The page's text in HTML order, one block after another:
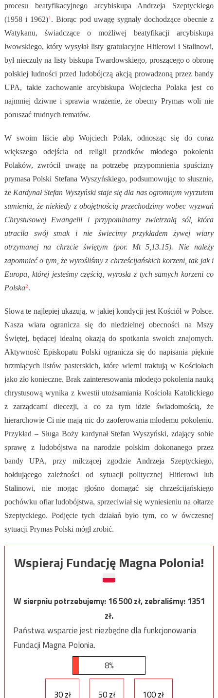
procesu beatyfikacyjnego arcybiskupa Andrzeja Szeptyckiego
(1958 i 1962)1. Biorąc pod uwagę sygnały dochodzące obecnie z
Watykanu, świadczące o możliwej beatyfikacji arcybiskupa
lwowskiego, który wysyłał listy gratulacyjne Hitlerowi i Stalinowi,
był nieczuły na listy biskupa Twardowskiego, proszącego o obronę
polskiej ludności przed ludobójczą akcją prowadzoną przez bandy
UPA, takie zachowanie arcybiskupa Wojciecha Polaka jest co
najmniej dziwne i sprawia wrażenie, że obecny Prymas woli nie
poruszać trudnych tematów.
W swoim liście abp Wojciech Polak, odnosząc się do coraz
większego odejścia od religii przodków młodego pokolenia
Polaków, zwrócił uwagę na potrzebę przypomnienia spuścizny
prymasa Polski Stefana Wyszyńskiego, podsumowując to słusznie,
że Kardynał Stefan Wyszyński staje się dla nas ogromnym wyrzutem
sumienia, że niekiedy z obojętnością przechodzimy wobec wyzwań
Chrystusowej Ewangelii i przypominamy zwietrzałą sól, która
utraciła swój smak i nie świecimy przykładem żywej wiary
otrzymanej na chrzcie świętym (por. Mt 5,13.15). Nie należy
zapomnieć o tym, że wyrośliśmy z chrześcijańskich korzeni, tak jak i
Europa, której jesteśmy częścią, wyrosła z tych samych korzeni co
Polska2.
Słowa te najlepiej ukazują, w jakiej kondycji jest Kościół w Polsce.
Nasza wiara ogranicza się do niedzielnej obecności na Mszy
Świętej, będącej idealną okazją do spotkania swoich znajomych.
Aktywność Episkopatu Polski ogranicza się do napisania pięknie
brzmiących listów pasterskich, które wierni traktują w Kościołach
jako zło konieczne. Brak zainteresowania młodego pokolenia nauką
chrystusową wynika z kwestii utożsamiania Kościoła Katolickiego
z zarządcami diecezji, a co za tym idzie świadomością, że
hierarchowie Ci nie mają nic do zaoferowania młodemu pokoleniu.
Przykład – Sługa Boży kardynał Stefan Wyszyński, zdający sobie
sprawę z ludobójstwa na narodzie polskim dokonanego przez
bandy UPA, przy milczącej zgodzie Andrzeja Szeptyckiego,
hołdującego zależności od sytuacji politycznej Hitlerowi lub
Stalinowi, nie mogąc głośno domagać się chrześcijańskiego
pochówku ofiar ludobójstwa, sprzeciwiał się wyniesieniu na ołtarze
Szeptyckiego. Podjęcie tych działań było tym, co w ówczesnej
sytuacji Prymas Polski mógł zrobić.
Wspieraj Fundację Magna Polonia!
W sierpniu potrzebujemy:16 500zł, zebraliśmy:1351
zł.
Państwa wsparcie jest niezbędne dla funkcjonowania
Fundacji Magna Polonia.
8%
30 zł 50 zł 100 zł